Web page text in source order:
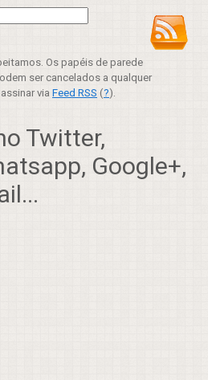
Os papéis de parede
ser cancelados a qualquer
via Feed RSS (?).
Twitter,
Google+,